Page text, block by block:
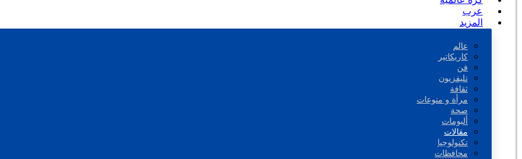
عرب
المزيد
عالم
كاريكاتير
فن
تليفزيون
ثقافة
مرأة و منوعات
صحة
ألبومات
مقالات
تكنولوجيا
محافظات